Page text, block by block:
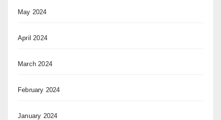
May 2024
April 2024
March 2024
February 2024
January 2024